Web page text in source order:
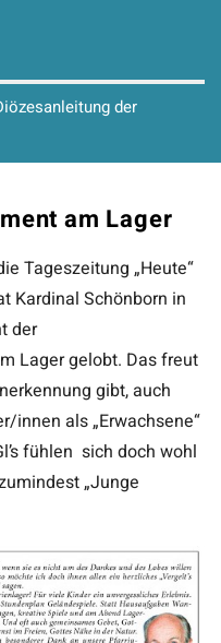
der
am Lager
Tageszeitung „Heute“
Kardinal Schönborn in
der
Lager gelobt. Das freut
gibt, auch
innen als „Erwachsene“
fühlen sich doch wohl
„Junge